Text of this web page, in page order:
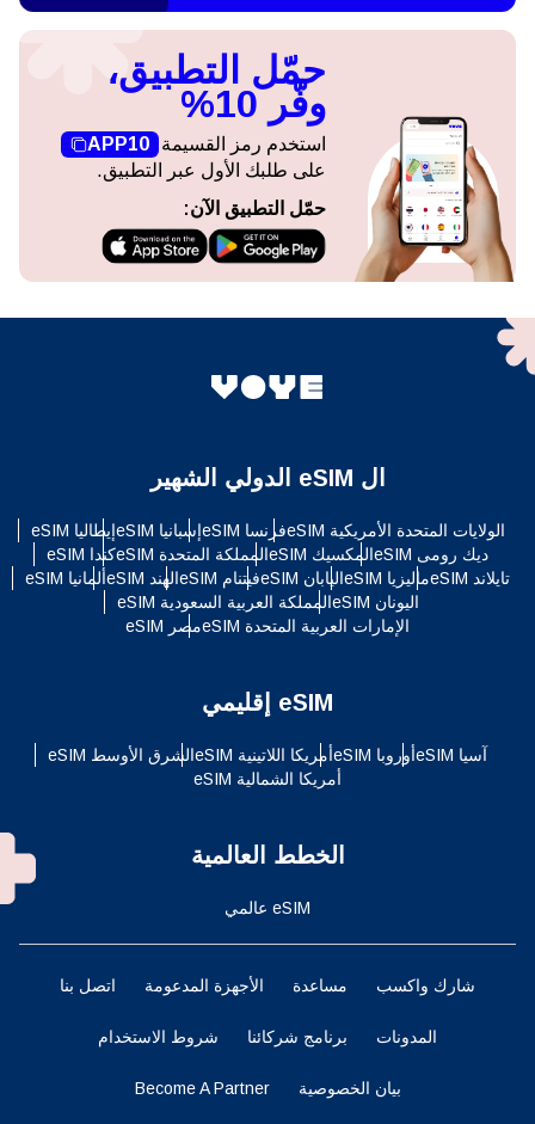
حمّل التطبيق،
وفّر 10%
استخدم رمز القسيمة
APP10
على طلبك الأول عبر التطبيق.
حمّل التطبيق الآن:
ال eSIM الدولي الشهير
الولايات المتحدة الأمريكية eSIM فرنسا eSIM إسبانيا eSIM
إيطاليا eSIM
ديك رومى eSIM
المكسيك eSIM المملكة المتحدة eSIM
كندا eSIM
تايلاند eSIM
ماليزيا eSIM اليابان eSIM فيتنام eSIM الهند eSIM
ألمانيا eSIM
اليونان eSIM
المملكة العربية السعودية eSIM
الإمارات العربية المتحدة eSIM
مصر eSIM
eSIM إقليمي
آسيا eSIM أوروبا eSIM أمريكا اللاتينية eSIM
الشرق الأوسط eSIM
أمريكا الشمالية eSIM
الخطط العالمية
eSIM عالمي
شارك واكسب مساعدة الأجهزة المدعومة اتصل بنا
المدونات برنامج شركائنا شروط الاستخدام
بيان الخصوصية Become A Partner